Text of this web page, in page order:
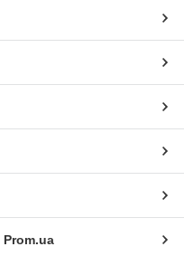
Prom.ua